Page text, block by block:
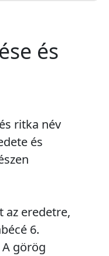
és
ritka név
és
az eredetre,
6.
görög